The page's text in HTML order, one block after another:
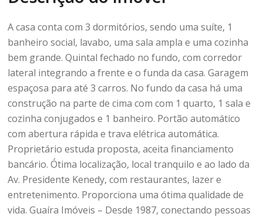
A casa conta com 3 dormitórios, sendo uma suíte, 1
banheiro social, lavabo, uma sala ampla e uma cozinha
bem grande. Quintal fechado no fundo, com corredor
lateral integrando a frente e o funda da casa. Garagem
espaçosa para até 3 carros. No fundo da casa há uma
construção na parte de cima com com 1 quarto, 1 sala e
cozinha conjugados e 1 banheiro. Portão automático
com abertura rápida e trava elétrica automática.
Proprietário estuda proposta, aceita financiamento
bancário. Ótima localização, local tranquilo e ao lado da
Av. Presidente Kenedy, com restaurantes, lazer e
entretenimento. Proporciona uma ótima qualidade de
vida. Guaíra Imóveis – Desde 1987, conectando pessoas